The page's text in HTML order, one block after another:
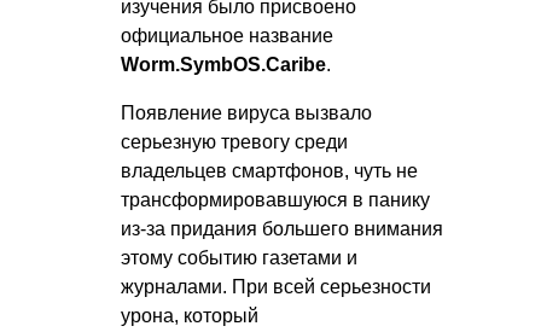
изучения было присвоено
официальное название
Worm.SymbOS.Caribe.
Появление вируса вызвало
серьезную тревогу среди
владельцев смартфонов, чуть не
трансформировавшуюся в панику
из-за придания большего внимания
этому событию газетами и
журналами. При всей серьезности
урона, который